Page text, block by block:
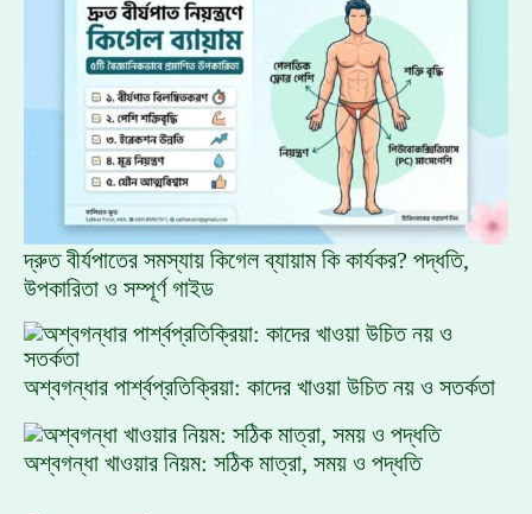
দ্রুত বীর্যপাতের সমস্যায় কিগেল ব্যায়াম কি কার্যকর? পদ্ধতি,
উপকারিতা ও সম্পূর্ণ গাইড
অশ্বগন্ধার পার্শ্বপ্রতিক্রিয়া: কাদের খাওয়া উচিত নয় ও সতর্কতা
অশ্বগন্ধা খাওয়ার নিয়ম: সঠিক মাত্রা, সময় ও পদ্ধতি